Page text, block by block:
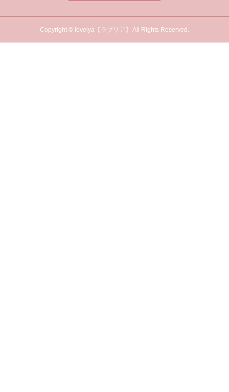
Copyright © lovelya【ラブリア】 All Rights Reserved.